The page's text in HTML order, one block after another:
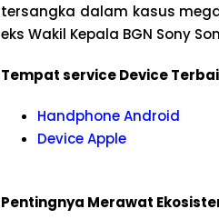
tersangka dalam kasus
eks Wakil Kepala BGN Sony
Tempat service Device
Handphone Android
Device Apple
Pentingnya Merawat